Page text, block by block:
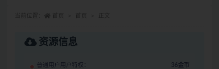
资源信息
普通用户用户特权： 36金币